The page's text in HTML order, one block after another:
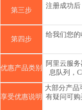
第三步
注册成功
第四步
给我们您
优惠产品类别
阿里云服
息队列，
享受优惠说明
大部分产品
有疑问可